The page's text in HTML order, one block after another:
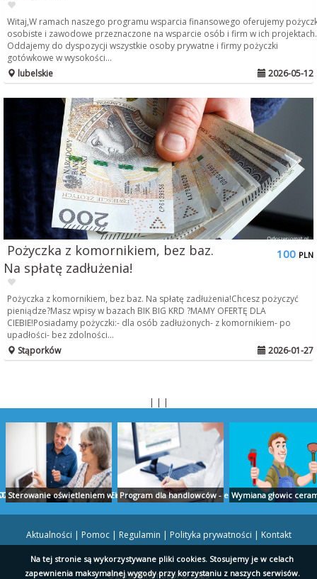
Witaj,W ramach naszego programu wsparcia finansowego oferujemy
osobiste i zawodowe przeznaczone na wsparcie osób i firm w ich projektach.
Oddajemy do dyspozycji wszystkie osoby prywatne i firmy pożyczki
gotówkowe w wysokości...
lubelskie
2026-05-12
Pożyczka z komornikiem, bez baz.
Na spłatę zadłużenia!
100 PLN
Pożyczka z komornikiem, bez baz. Na spłatę zadłużenia!Chcesz pożyczyć
pieniądze?Masz wpisy w bazach BIK BIG KRD ?MAMY OFERTĘ DLA
CIEBIE!Posiadamy pożyczki:- dla osób zadłużonych- z komornikiem- po
upadłości- bez zdolności...
Stąporków
2026-01-27
| | |
PROJEKTAUDYT RAPORTY EKOEXPERT BIAŁYSTOK
Sterowanie oświetleniem w domu - ropam.com.pl
Program dla handlowców - ekspert.biz
Wymiana głowic
- posejdon.kolobrzeg.pl
Doniczki storczyk - szklo-polskie.plNauka rosyjskiego Szczecin - wladca-jezykow.pl
Blat z granitu - ega.pl
Aktualności | Pomoc| Regulamin | Polityka prywatności | Kontakt
Ogloszeniomat.pl © 2023
Na tej stronie są wykorzystywane pliki cookies. Stosujemy je w celach
zapewnienia maksymalnej wygody przy korzystaniu z naszych serwisów.